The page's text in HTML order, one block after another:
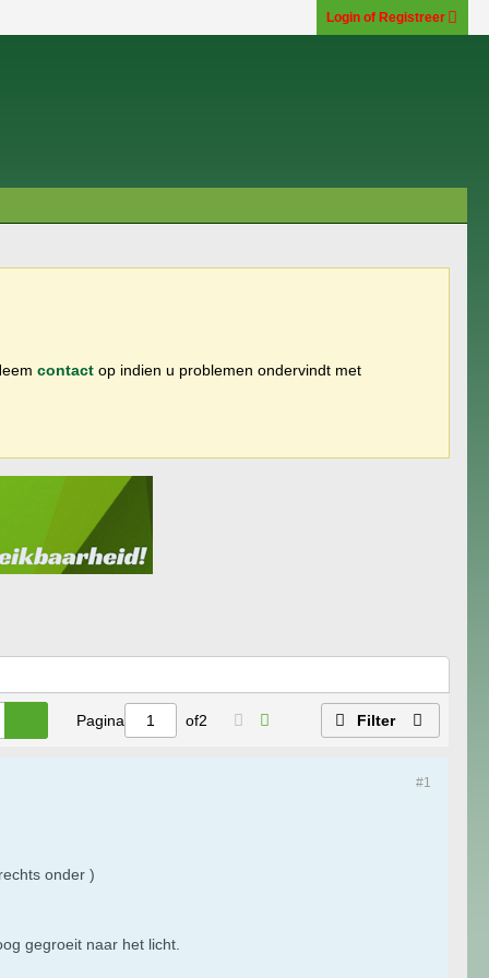
Login of Registreer
contact op indien u problemen ondervindt met
Pagina of2 Filter
#1
onder )
gegroeit naar het licht.